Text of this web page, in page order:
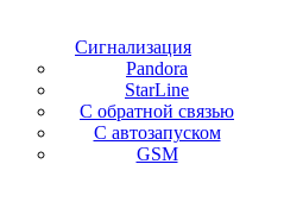
Сигнализация
Pandora
StarLine
С обратной связью
С автозапуском
GSM